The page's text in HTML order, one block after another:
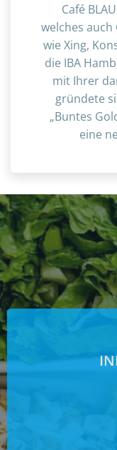
Café
welches
wie Xing,
die IBA
mit Ihrer
gründete
„Buntes
eine